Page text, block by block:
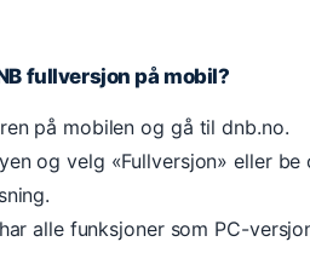
fullversjon på mobil?
på mobilen og gå til dnb.no.
og velg «Fullversjon» eller be
alle funksjoner som PC-